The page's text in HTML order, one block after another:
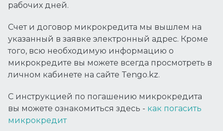
рабочих дней.
Счет и договор микрокредита мы вышлем на
указанный в заявке электронный адрес. Кроме
того, всю необходимую информацию о
микрокредите вы можете всегда просмотреть в
личном кабинете на сайте Tengo.kz.
С инструкцией по погашению микрокредита
вы можете ознакомиться здесь - как погасить
микрокредит